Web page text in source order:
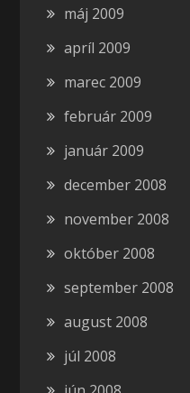
máj 2009
apríl 2009
marec 2009
február 2009
január 2009
december 2008
november 2008
október 2008
september 2008
august 2008
júl 2008